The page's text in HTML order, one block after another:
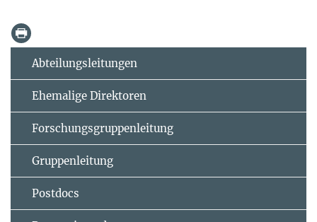
Abteilungsleitungen
Ehemalige Direktoren
Forschungsgruppenleitung
Gruppenleitung
Postdocs